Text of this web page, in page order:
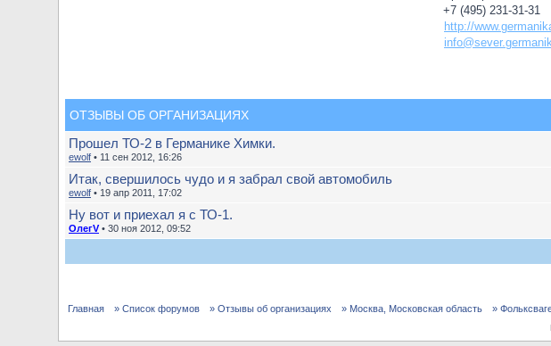
+7 (495) 231-31-31
http://
ОТЗЫВЫ ОБ ОРГАНИЗАЦИЯХ
Прошел ТО-2 в Германике Химки.
ewolf • 11 сен 2012, 16:26
Итак, свершилось чудо и я забрал свой автомобиль
ewolf • 19 апр 2011, 17:02
Ну вот и приехал я с ТО-1.
ОлегV• 30 ноя 2012, 09:52
Главная » Список форумов » Отзывы об организациях » Москва, Московская область »